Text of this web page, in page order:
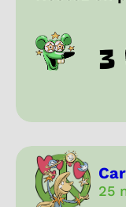
3
25